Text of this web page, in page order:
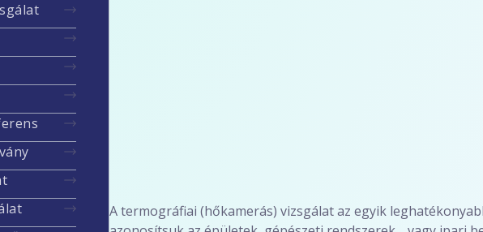
A termográfiai (hőkamerás) vizsgálat az egyik